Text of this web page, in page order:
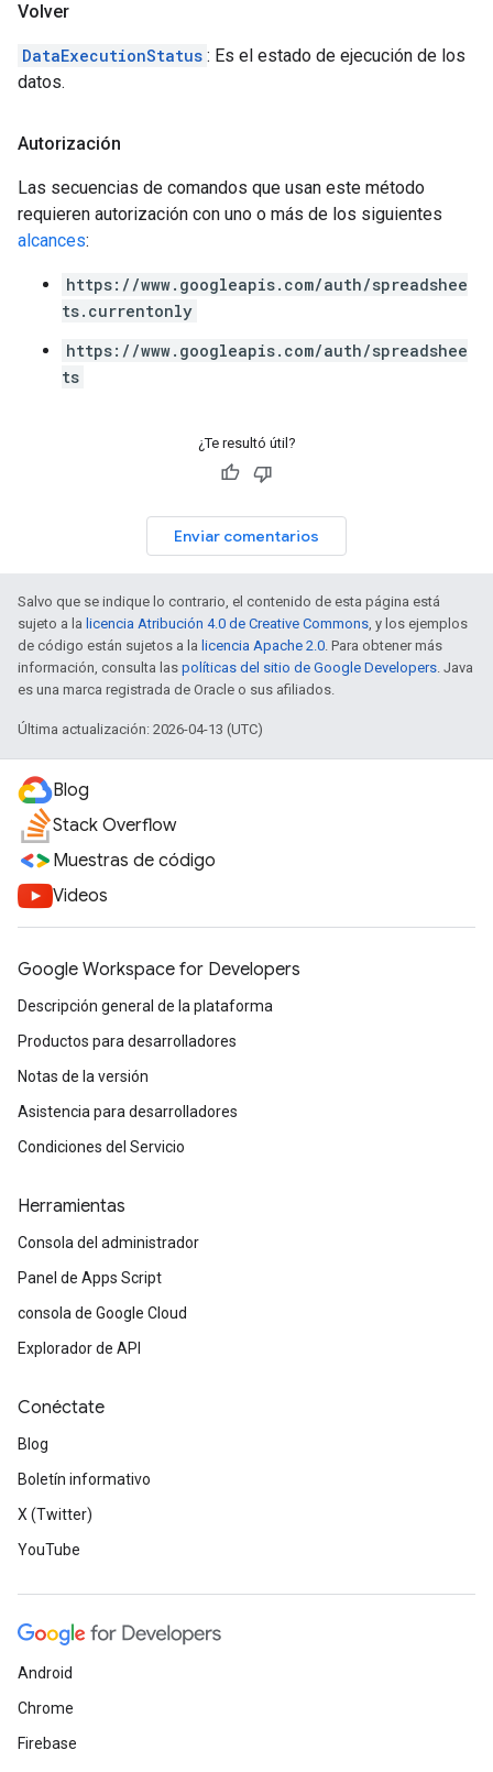
Volver
DataExecutionStatus : Es el estado de ejecución de los
datos.
Autorización
Las secuencias de comandos que usan este método
requieren autorización con uno o más de los siguientes
alcances:
https://www.googleapis.com/auth/spreadshee
ts.currentonly
https://www.googleapis.com/auth/spreadshee
ts
¿Te resultó útil?
Enviar comentarios
Salvo que se indique lo contrario, el contenido de esta página está
sujeto a la licencia Atribución 4.0 de Creative Commons, y los ejemplos
de código están sujetos a la licencia Apache 2.0. Para obtener más
información, consulta las políticas del sitio de Google Developers. Java
es una marca registrada de Oracle o sus afiliados.
Última actualización: 2026-04-13 (UTC)
Blog
Stack Overflow
Muestras de código
Videos
Google Workspace for Developers
Descripción general de la plataforma
Productos para desarrolladores
Notas de la versión
Asistencia para desarrolladores
Condiciones del Servicio
Herramientas
Consola del administrador
Panel de Apps Script
consola de Google Cloud
Explorador de API
Conéctate
Blog
Boletín informativo
X (Twitter)
YouTube
Android
Chrome
Firebase